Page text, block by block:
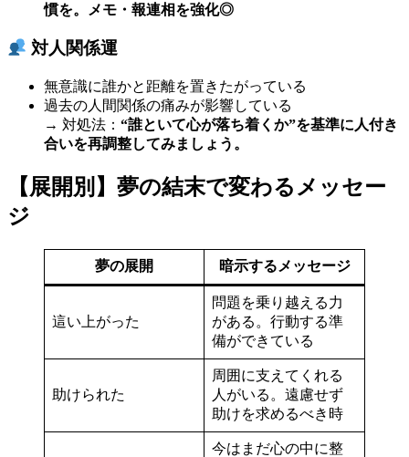
慣を。メモ・報連相を強化◎
対人関係運
無意識に誰かと距離を置きたがっている
過去の人間関係の痛みが影響している
→ 対処法： “誰といて心が落ち着くか”を基準に人付き
合いを再調整してみましょう。
【展開別】夢の結末で変わるメッセー
ジ
夢の展開 暗示するメッセージ
這い上がった
問題を乗り越える力
がある。行動する準
備ができている
助けられた
周囲に支えてくれる
人がいる。遠慮せず
助けを求めるべき時
今はまだ心の中に整